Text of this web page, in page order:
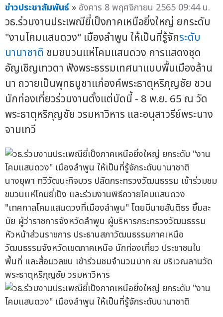
ข่าวประชาสัมพันธ์ » อังคาร 8 พฤศจิกายน 2565 09:44 น.
วธ.ร่วมงานประเพณียี่เป็งภาคเหนือยิ่งใหญ่ ยกระดับ
"งานโคมแสนดวง" เมืองลำพูน ให้เป็นที่รู้จักระดับ
นานาชาติ ชมขบวนแห่โคมแสนดวง การแสดงชุด
อัญเชิญเทวดา ฟังพระธรรมเทศนาแบบพื้นเมืองล้าน
นา ถวายเป็นพุทธบูชาแก่องค์พระธาตุหริภุญชัย ชวน
นักท่องเที่ยวร่วมงานตั้งแต่บัดนี้ - 8 พ.ย. 65 ณ วัด
พระธาตุหริภุญชัย วรมหาวิหาร และอนุสาวรีย์พระนาง
จามเทวี
นางยุพา ทวีวัฒนะกิจบวร ปลัดกระทรวงวัฒนธรรม เข้าร่วมชม
ขบวนแห่โคมยี่เป็ง และร่วมงานพิธีถวายโคมแสนดวง
"เทศกาลโคมแสนดวงที่เมืองลำพูน" โดยมีนายสันติธร ยิ้มละ
มัย ผู้ว่าราชการจังหวัดลำพูน ผู้บริหารกระทรวงวัฒนธรรม
หัวหน้าส่วนราชการ ประธานสภาวัฒนธรรมภาคเหนือ
วัฒนธรรมจังหวัดเขตภาคเหนือ นักท่องเที่ยว ประชาชนใน
พื้นที่ และสื่อมวลชน เข้าร่วมชมจำนวนมาก ณ บริเวณลานวัด
พระธาตุหริภุญชัย วรมหาวิหาร